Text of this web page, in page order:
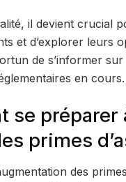
il devient crucial
et d’explorer leurs
de s’informer
en
se préparer
primes
des